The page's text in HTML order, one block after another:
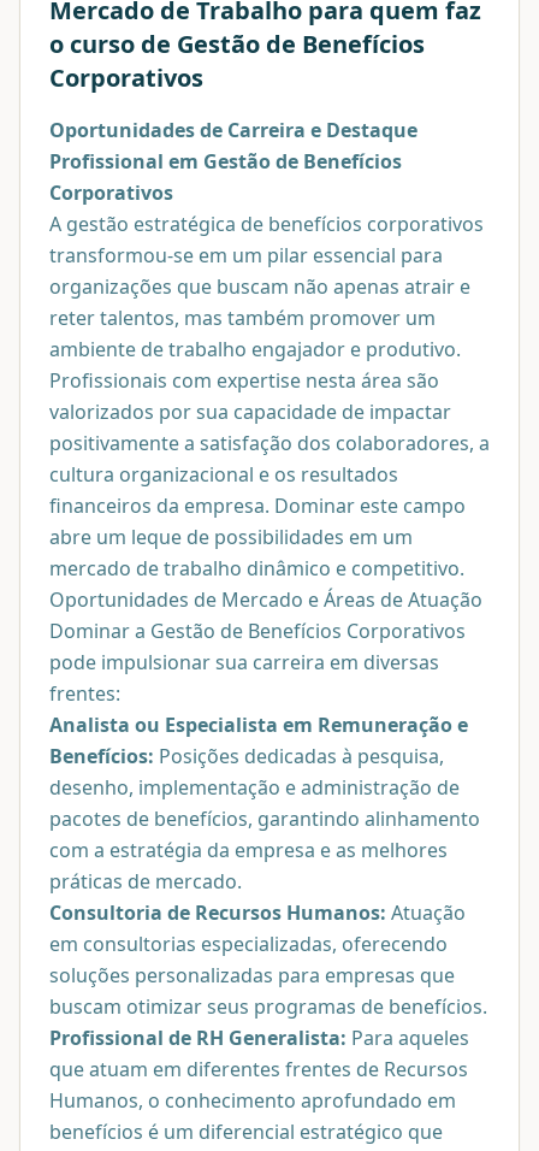
Mercado de Trabalho para quem faz
o curso de Gestão de Benefícios
Corporativos
Oportunidades de Carreira e Destaque
Profissional em Gestão de Benefícios
Corporativos
A gestão estratégica de benefícios corporativos
transformou-se em um pilar essencial para
organizações que buscam não apenas atrair e
reter talentos, mas também promover um
ambiente de trabalho engajador e produtivo.
Profissionais com expertise nesta área são
valorizados por sua capacidade de impactar
positivamente a satisfação dos colaboradores, a
cultura organizacional e os resultados
financeiros da empresa. Dominar este campo
abre um leque de possibilidades em um
mercado de trabalho dinâmico e competitivo.
Oportunidades de Mercado e Áreas de Atuação
Dominar a Gestão de Benefícios Corporativos
pode impulsionar sua carreira em diversas
frentes:
Analista ou Especialista em Remuneração e
Benefícios: Posições dedicadas à pesquisa,
desenho, implementação e administração de
pacotes de benefícios, garantindo alinhamento
com a estratégia da empresa e as melhores
práticas de mercado.
Consultoria de Recursos Humanos: Atuação
em consultorias especializadas, oferecendo
soluções personalizadas para empresas que
buscam otimizar seus programas de benefícios.
Profissional de RH Generalista: Para aqueles
que atuam em diferentes frentes de Recursos
Humanos, o conhecimento aprofundado em
benefícios é um diferencial estratégico que